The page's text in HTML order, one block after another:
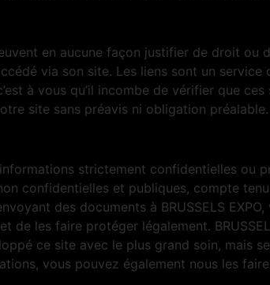
en aucune façon justifier de droit ou
via son site. Les liens sont un
à vous qu’il incombe de vérifier que
site sans préavis ni obligation préalable.
strictement confidentielles
confidentielles et publiques, compte
des documents à BRUSSELS
de les faire protéger légalement.
ce site avec le plus grand soin,
vous pouvez également nous les